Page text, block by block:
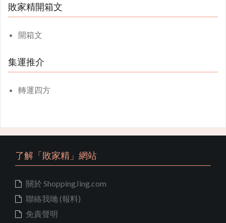
敗家精開箱文
開箱文
集運推介
轉運四方
了解「敗家精」網站
關於 ShoppingJing.com
聯絡我哋 (報料)
免責聲明